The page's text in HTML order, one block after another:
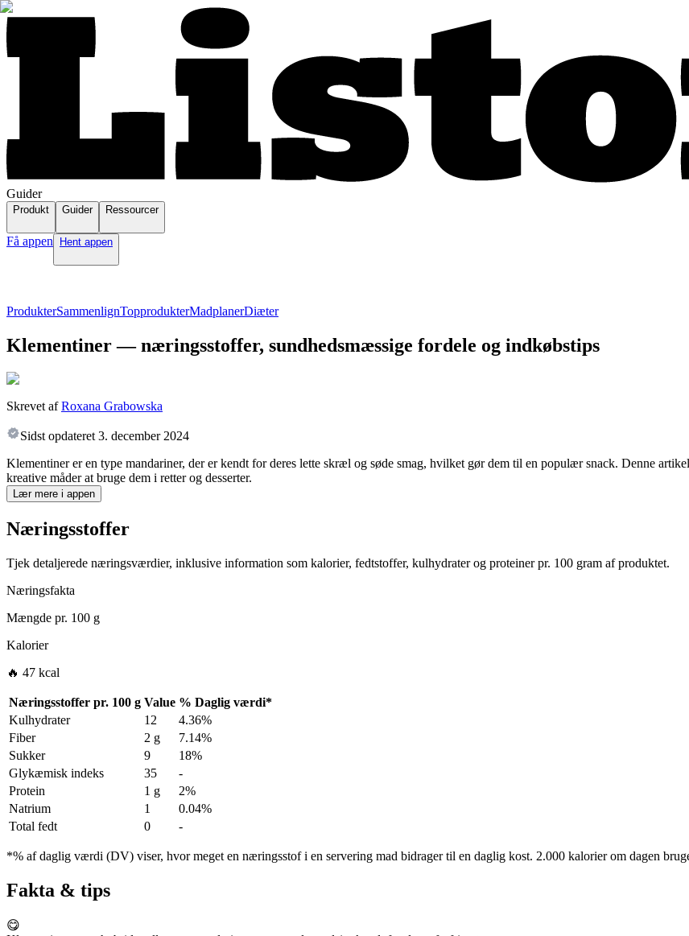
Guider
Produkt Guider Ressourcer
Få appen Hent appen
ProdukterSammenlignTopprodukterMadplanerDiæter
Klementiner — næringsstoffer, sundhedsmæssige fordele og indkøbstips
Skrevet af Roxana Grabowska
Sidst opdateret 3. december 2024
Klementiner er en type mandariner, der er kendt for deres lette skræl og søde smag, hvilket gør dem til en populær snack. Denne
kreative måder at bruge dem i retter og desserter.
Lær mere i appen
Næringsstoffer
Tjek detaljerede næringsværdier, inklusive information som kalorier, fedtstoffer, kulhydrater og proteiner pr. 100 gram af produktet.
Næringsfakta
Mængde pr. 100 g
Kalorier
🔥 47 kcal
Næringsstoffer pr. 100 g Value % Daglig værdi*
Kulhydrater
12
4.36%
Fiber
2 g
7.14%
Sukker
9
18%
Glykæmisk indeks
35
-
Protein
1 g
2%
Natrium
1
0.04%
Total fedt
0 -
*% af daglig værdi (DV) viser, hvor meget en næringsstof i en servering mad bidrager til en daglig kost. 2.000 kalorier om dagen
Fakta & tips
😋